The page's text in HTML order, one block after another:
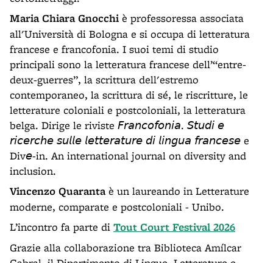
Maria Chiara Gnocchi è professoressa associata
all'Università di Bologna e si occupa di letteratura
francese e francofonia. I suoi temi di studio
principali sono la letteratura francese dell’“entre-
deux-guerres”, la scrittura dell'estremo
contemporaneo, la scrittura di sé, le riscritture, le
letterature coloniali e postcoloniali, la letteratura
belga. Dirige le riviste 𝘍𝘳𝘢𝘯𝘤𝘰𝘧𝘰𝘯𝘪𝘢. 𝘚𝘵𝘶𝘥𝘪 𝘦
𝘳𝘪𝘤𝘦𝘳𝘤𝘩𝘦 𝘴𝘶𝘭𝘭𝘦 𝘭𝘦𝘵𝘵𝘦𝘳𝘢𝘵𝘶𝘳𝘦 𝘥𝘪 𝘭𝘪𝘯𝘨𝘶𝘢 𝘧𝘳𝘢𝘯𝘤𝘦𝘴𝘦 e
Div𝘦-in. An international journal on diversity and
inclusion.
Vincenzo Quarantaè un laureando in Letterature
moderne, comparate e postcoloniali - Unibo.
L’incontro fa parte di Tout Court Festival 2026
Grazie alla collaborazione tra Biblioteca Amílcar